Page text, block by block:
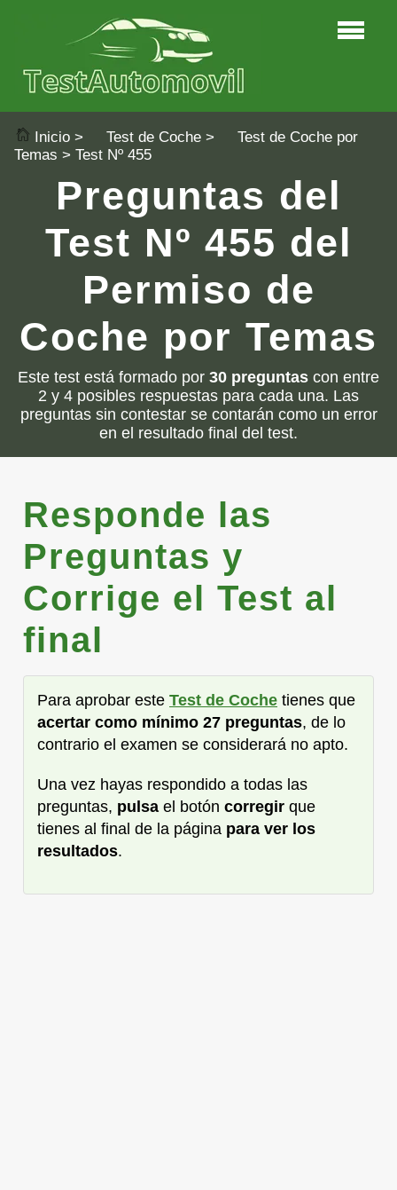
Inicio > Test de Coche >
Test de Coche por
Temas > Test Nº 455
Preguntas del
Test Nº 455 del
Permiso de
Coche por Temas
Este test está formado por 30 preguntas con entre
2 y 4 posibles respuestas para cada una. Las
preguntas sin contestar se contarán como un error
en el resultado final del test.
Responde las
Preguntas y
Corrige el Test al
final
Para aprobar este Test de Coche tienes que
acertar como mínimo 27 preguntas, de lo
contrario el examen se considerará no apto.
Una vez hayas respondido a todas las
preguntas, pulsa el botón corregir que
tienes al final de la página para ver los
resultados.